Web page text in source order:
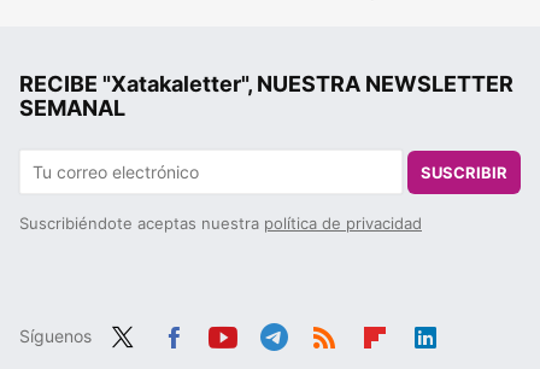
RECIBE "Xatakaletter", NUESTRA NEWSLETTER
SEMANAL
SUSCRIBIR
Suscribiéndote aceptas nuestra política de privacidad
Síguenos